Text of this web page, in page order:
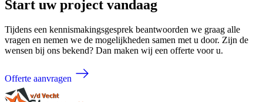
Start uw project vandaag
Tijdens een kennismakingsgesprek beantwoorden we graag alle
vragen en nemen we de mogelijkheden samen met u door. Zijn de
wensen bij ons bekend? Dan maken wij een offerte voor u.
Offerte aanvragen